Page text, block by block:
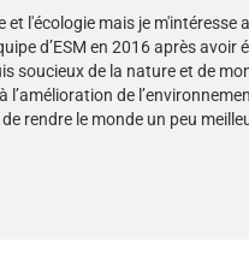
et l'écologie mais je
d’ESM en 2016 après
soucieux de la nature et de
l’amélioration de
de rendre le monde un peu